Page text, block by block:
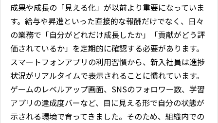
成果や成長の「見える化」が以前より重要になっていま
す。給与や昇進といった直接的な報酬だけでなく、日々
の業務で「自分がどれだけ成長したか」「貢献がどう評
価されているか」を定期的に確認する必要があります。
スマートフォンアプリの利用習慣から、新入社員は進捗
状況がリアルタイムで表示されることに慣れています。
ゲームのレベルアップ画面、SNSのフォロワー数、学習
アプリの達成度バーなど、目に見える形で自分の状態が
示される環境で育ってきました。そのため、組織内での